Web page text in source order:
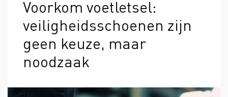
Akkerbouw en vollegrondsteelt Bloembollenteelt en
Veiligheid
Verzuim
Verzuim
Vitaliteit
Voorkom voetletsel:
veiligheidsschoenen zijn
geen keuze, maar
noodzaak